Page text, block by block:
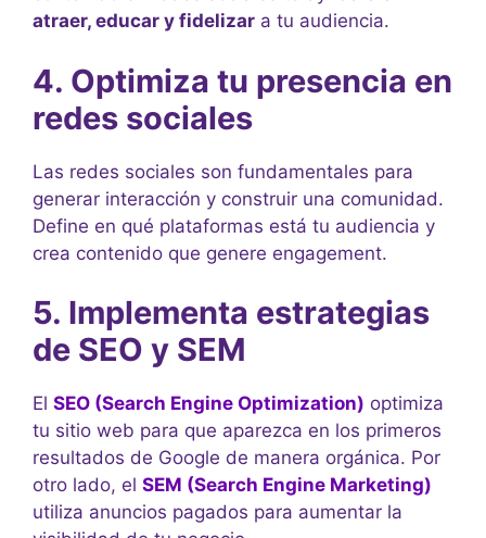
atraer, educar y fidelizar a tu audiencia.
4. Optimiza tu presencia en
redes sociales
Las redes sociales son fundamentales para
generar interacción y construir una comunidad.
Define en qué plataformas está tu audiencia y
crea contenido que genere engagement.
5. Implementa estrategias
de SEO y SEM
El SEO (Search Engine Optimization) optimiza
tu sitio web para que aparezca en los primeros
resultados de Google de manera orgánica. Por
otro lado, el SEM (Search Engine Marketing)
utiliza anuncios pagados para aumentar la